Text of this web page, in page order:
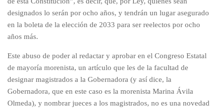
designados lo serán por ocho años, y tendrán un lugar asegurado
en la boleta de la elección de 2033 para ser reelectos por ocho
años más.
Este abuso de poder al redactar y aprobar en el Congreso Estatal
de mayoría morenista, un artículo que les de la facultad de
designar magistrados a la Gobernadora (y así dice, la
Gobernadora, que en este caso es la morenista Marina Ávila
Olmeda), y nombrar jueces a los magistrados, no es una novedad